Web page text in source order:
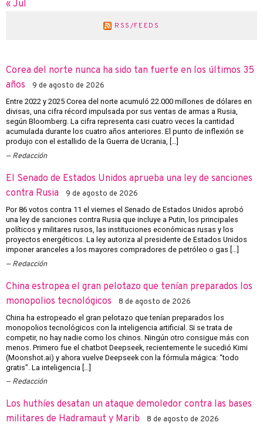
« Jul
RSS/FEEDS
Corea del norte nunca ha sido tan fuerte en los últimos 35
años
9 de agosto de 2026
Entre 2022 y 2025 Corea del norte acumuló 22.000 millones de dólares en
divisas, una cifra récord impulsada por sus ventas de armas a Rusia,
según Bloomberg. La cifra representa casi cuatro veces la cantidad
acumulada durante los cuatro años anteriores. El punto de inflexión se
produjo con el estallido de la Guerra de Ucrania, […]
Redacción
El Senado de Estados Unidos aprueba una ley de sanciones
contra Rusia
9 de agosto de 2026
Por 86 votos contra 11 el viernes el Senado de Estados Unidos aprobó
una ley de sanciones contra Rusia que incluye a Putin, los principales
políticos y militares rusos, las instituciones económicas rusas y los
proyectos energéticos. La ley autoriza al presidente de Estados Unidos
imponer aranceles a los mayores compradores de petróleo o gas […]
Redacción
China estropea el gran pelotazo que tenían preparados los
monopolios tecnológicos
8 de agosto de 2026
China ha estropeado el gran pelotazo que tenían preparados los
monopolios tecnológicos con la inteligencia artificial. Si se trata de
competir, no hay nadie como los chinos. Ningún otro consigue más con
menos. Primero fue el chatbot Deepseek, recientemente le sucedió Kimi
(Moonshot.ai) y ahora vuelve Deepseek con la fórmula mágica: “todo
gratis”. La inteligencia […]
Redacción
Los huthíes desatan un ataque demoledor contra las bases
militares de Hadramaut y Marib
8 de agosto de 2026